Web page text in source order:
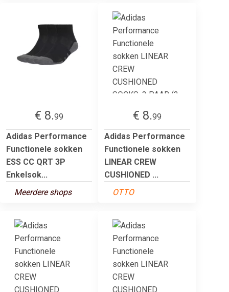
€ 8.99
Adidas Performance
Functionele sokken
ESS CC QRT 3P
Enkelsok...
Meerdere shops
€ 8.99
Adidas Performance
Functionele sokken
LINEAR CREW
CUSHIONED ...
OTTO